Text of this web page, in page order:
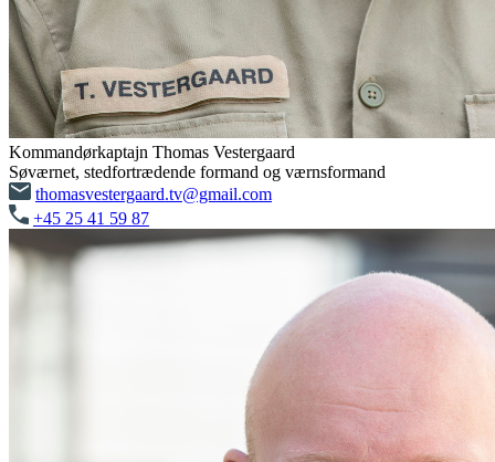
Kommandørkaptajn Thomas Vestergaard
Søværnet, stedfortrædende formand og værnsformand
thomasvestergaard.tv@gmail.com
+45 25 41 59 87